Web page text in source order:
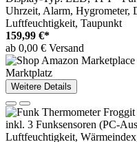
Uhrzeit, Alarm, Hygrometer,
Luftfeuchtigkeit, Taupunkt
159,99 €*
ab 0,00 € Versand
Marktplatz
Weitere Details